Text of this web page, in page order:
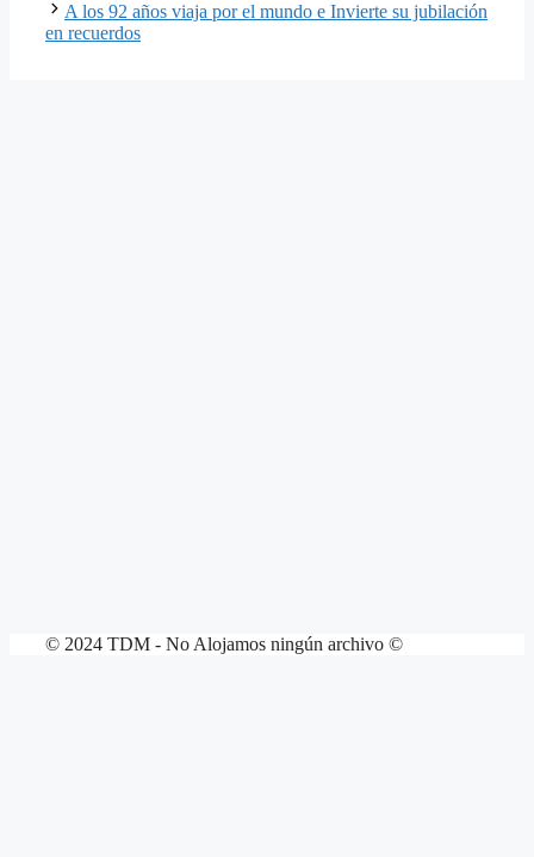
A los 92 años viaja por el mundo e Invierte su jubilación
en recuerdos
© 2024 TDM - No Alojamos ningún archivo ©